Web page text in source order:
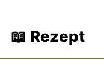
📖 Rezept